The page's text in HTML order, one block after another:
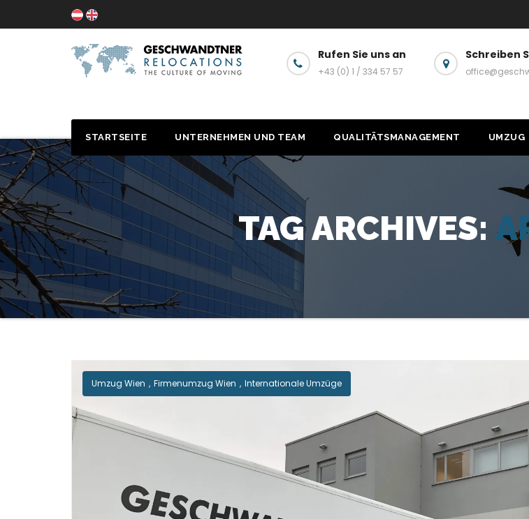
Rufen Sie uns an
+43 (0) 1 / 334 57 57
Schreiben
STARTSEITE UNTERNEHMEN UND TEAM QUALITÄTSMANAGEMENT UMZUG
TAG ARCHIVES:
Umzug Wien , Firmenumzug Wien , Internationale Umzüge